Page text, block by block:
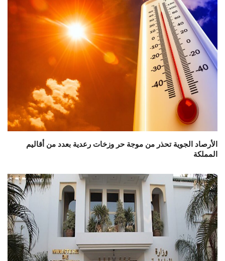
الأرصاد الجوية تحذر من موجة حر وزخات رعدية بعدد من أقاليم
المملكة